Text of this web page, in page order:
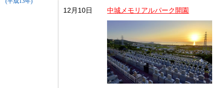
12月10日 中城メモリアルパーク開園